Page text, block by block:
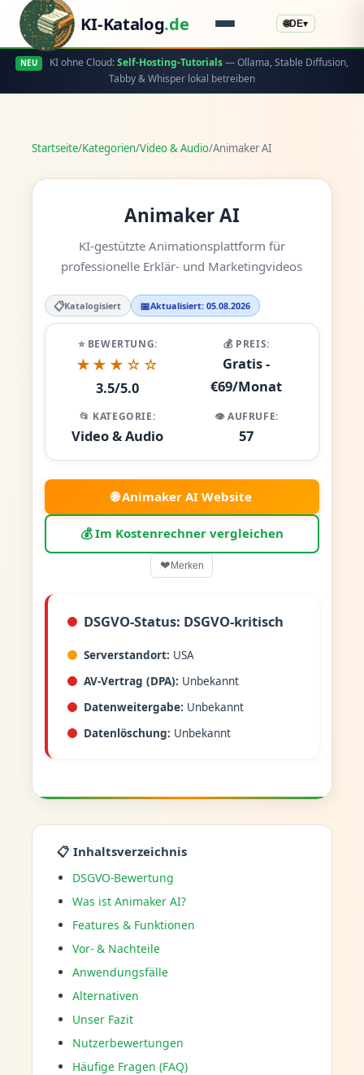
KI-Katalog.de 🌐DE▾
NEU KI ohne Cloud:Self-Hosting-Tutorials— Ollama, Stable Diffusion,
Tabby & Whisper lokal betreiben
Startseite/Kategorien/Video & Audio/Animaker AI
Animaker AI
KI-gestützte Animationsplattform für
professionelle Erklär- und Marketingvideos
📋Katalogisiert 📅Aktualisiert: 05.08.2026
⭐ BEWERTUNG:
★★★☆☆
3.5/5.0
💰 PREIS:
Gratis -
€69/Monat
📂 KATEGORIE:
Video & Audio
👁️ AUFRUFE:
57
🌐 Animaker AI Website
💰 Im Kostenrechner vergleichen
❤Merken
DSGVO-Status: DSGVO-kritisch
Serverstandort: USA
AV-Vertrag (DPA): Unbekannt
Datenweitergabe: Unbekannt
Datenlöschung: Unbekannt
📋 Inhaltsverzeichnis
DSGVO-Bewertung
Was ist Animaker AI?
Features & Funktionen
Vor- & Nachteile
Anwendungsfälle
Alternativen
Unser Fazit
Nutzerbewertungen
Häufige Fragen (FAQ)